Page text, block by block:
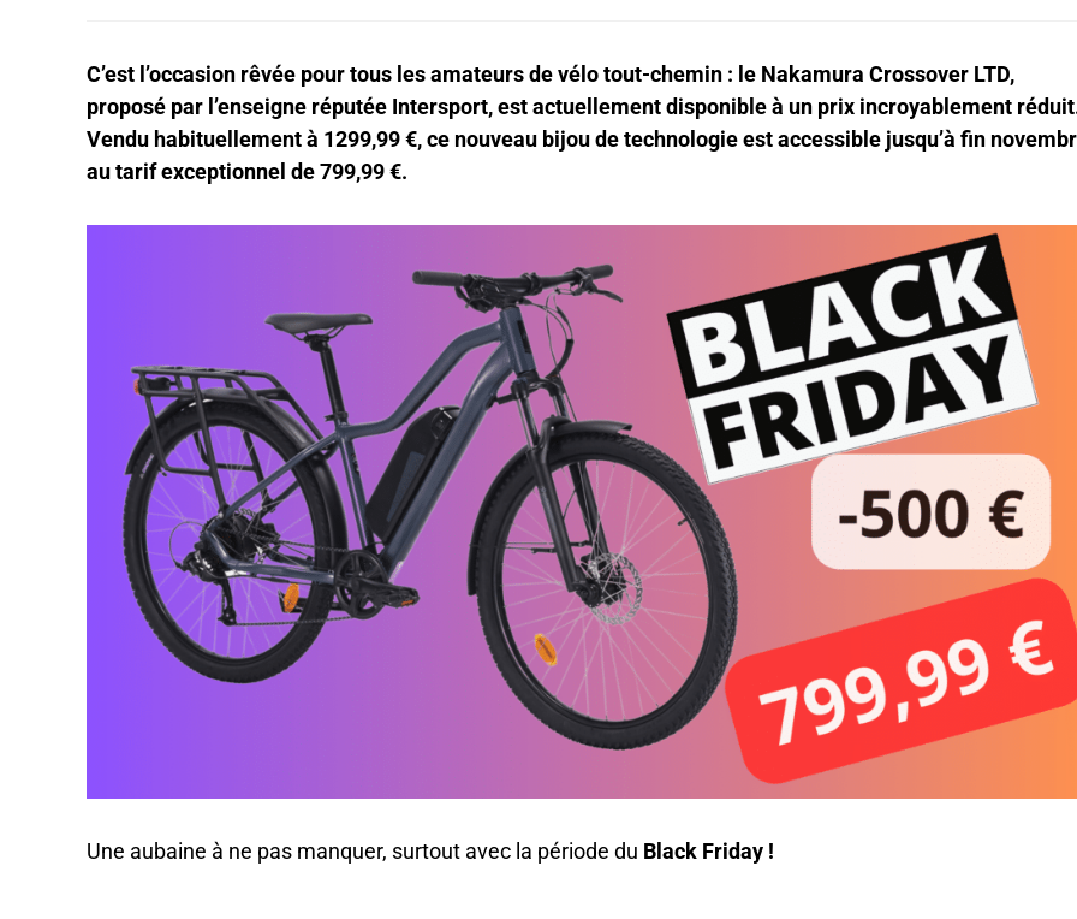
C’est l’occasion rêvée pour tous les amateurs de vélo tout-chemin : le Nakamura Crossover LTD,
proposé par l’enseigne réputée Intersport, est actuellement disponible à un prix incroyablement
Vendu habituellement à 1299,99 €, ce nouveau bijou de technologie est accessible jusqu’à fin
au tarif exceptionnel de 799,99 €.
Une aubaine à ne pas manquer, surtout avec la période du Black Friday !